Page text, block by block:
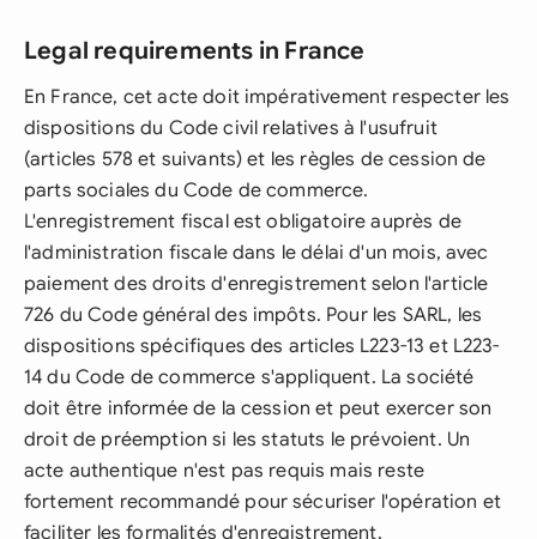
Legal requirements in France
En France, cet acte doit impérativement respecter les
dispositions du Code civil relatives à l'usufruit
(articles 578 et suivants) et les règles de cession de
parts sociales du Code de commerce.
L'enregistrement fiscal est obligatoire auprès de
l'administration fiscale dans le délai d'un mois, avec
paiement des droits d'enregistrement selon l'article
726 du Code général des impôts. Pour les SARL, les
dispositions spécifiques des articles L223-13 et L223-
14 du Code de commerce s'appliquent. La société
doit être informée de la cession et peut exercer son
droit de préemption si les statuts le prévoient. Un
acte authentique n'est pas requis mais reste
fortement recommandé pour sécuriser l'opération et
faciliter les formalités d'enregistrement.